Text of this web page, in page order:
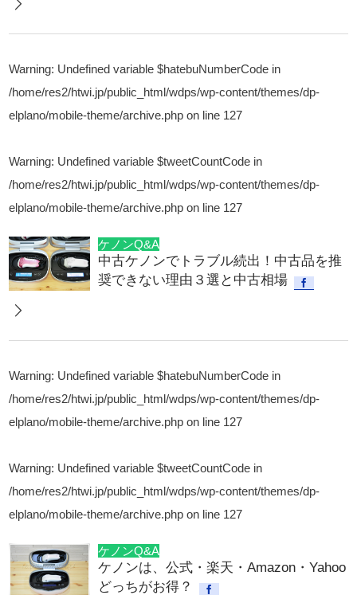
Warning: Undefined variable $hatebuNumberCode in
/home/res2/htwi.jp/public_html/wdps/wp-content/themes/dp-
elplano/mobile-theme/archive.php on line 127
Warning: Undefined variable $tweetCountCode in
/home/res2/htwi.jp/public_html/wdps/wp-content/themes/dp-
elplano/mobile-theme/archive.php on line 127
ケノンQ&A
中古ケノンでトラブル続出！中古品を推
奨できない理由３選と中古相場
Warning: Undefined variable $hatebuNumberCode in
/home/res2/htwi.jp/public_html/wdps/wp-content/themes/dp-
elplano/mobile-theme/archive.php on line 127
Warning: Undefined variable $tweetCountCode in
/home/res2/htwi.jp/public_html/wdps/wp-content/themes/dp-
elplano/mobile-theme/archive.php on line 127
ケノンQ&A
ケノンは、公式・楽天・Amazon・Yahoo
どっちがお得？